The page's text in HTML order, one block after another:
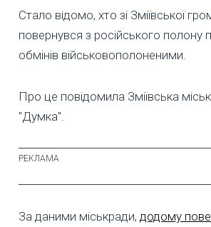
Стало відомо, хто зі Зміївської
повернувся з російського полону
обмінів військовополоненими.
Про це повідомила Зміївська
"Думка".
За даними міськради, додому